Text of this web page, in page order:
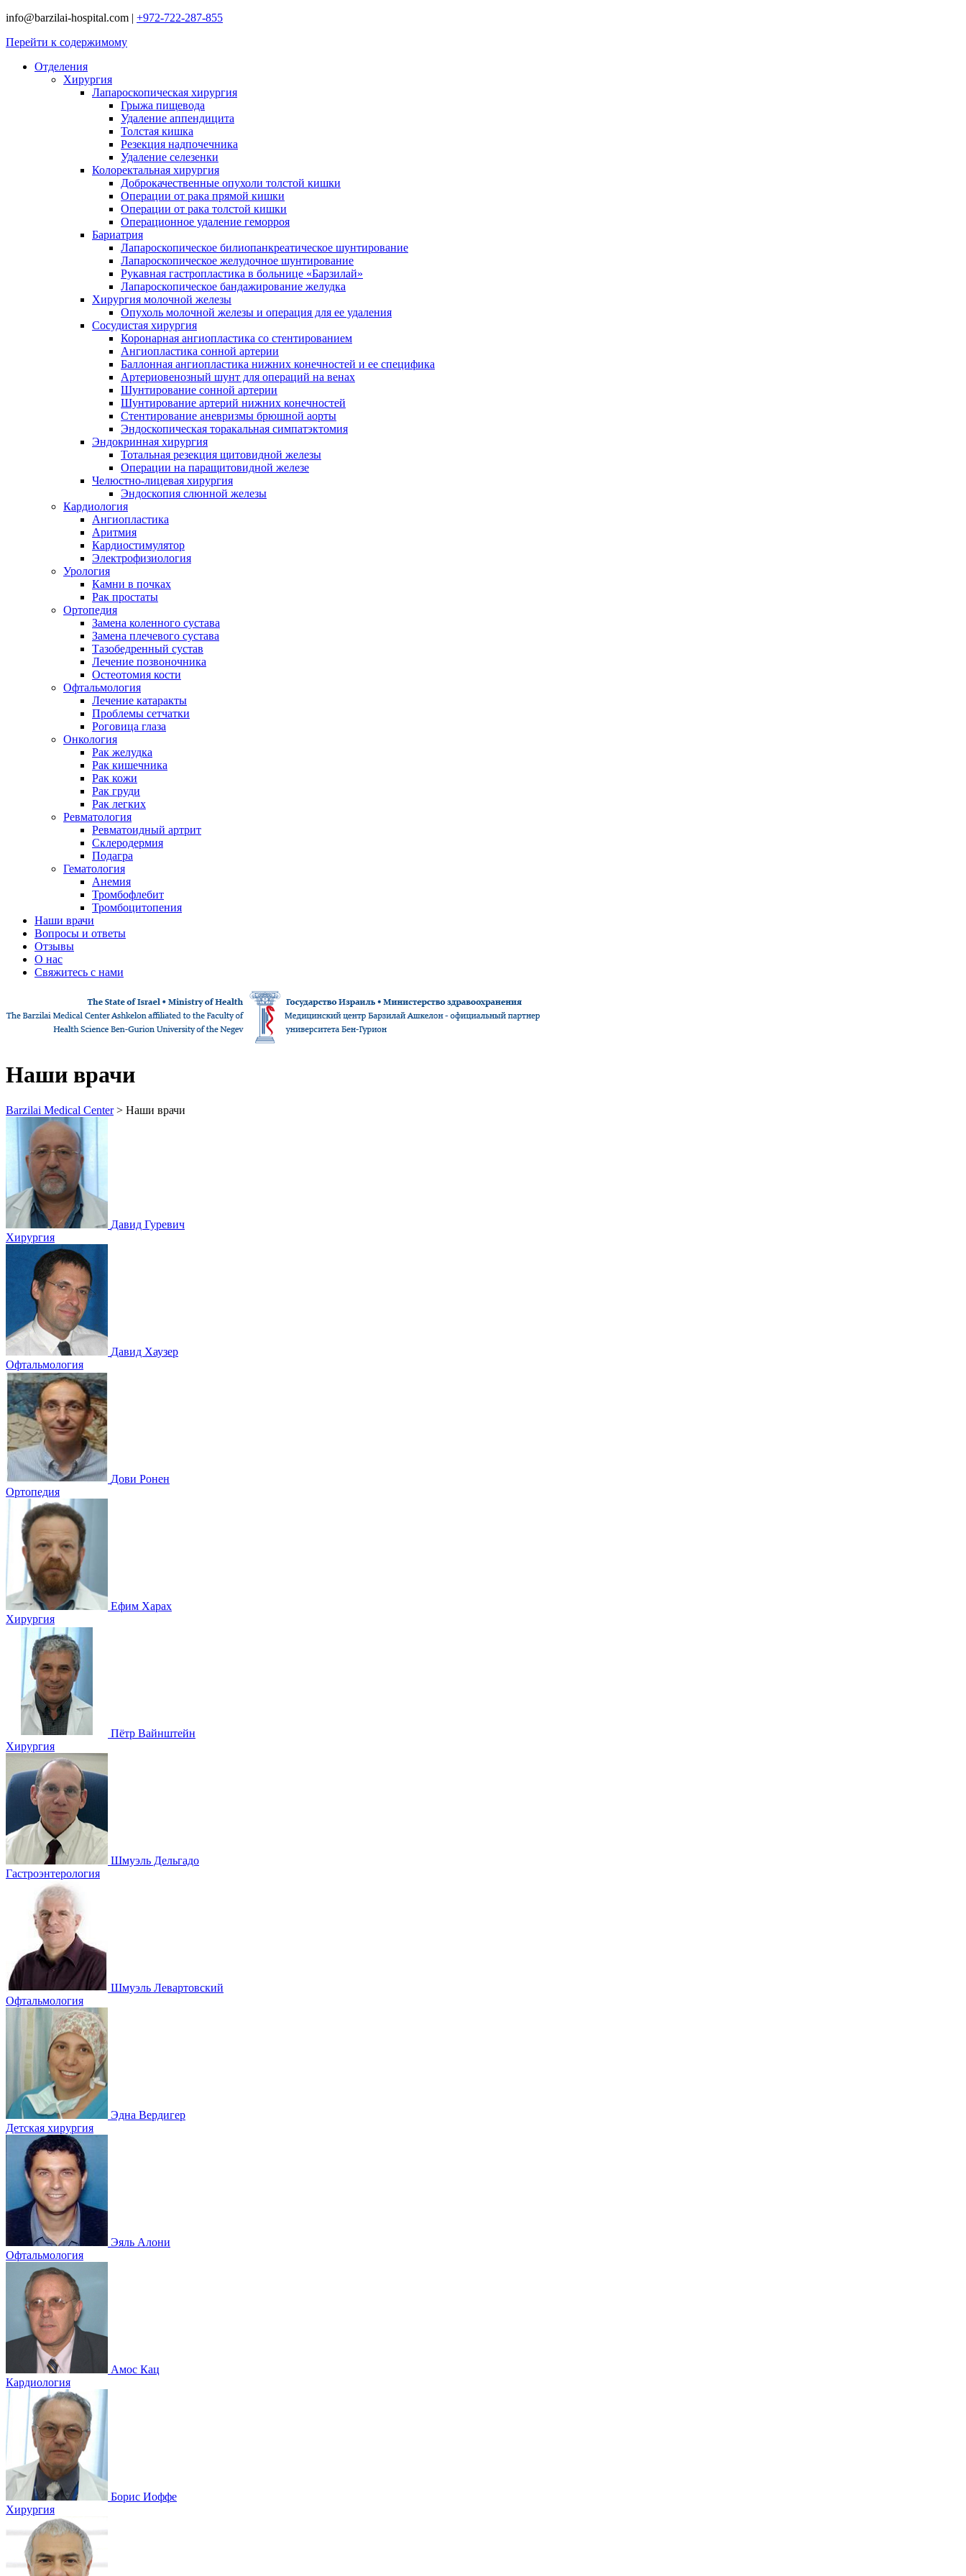
info@barzilai-hospital.com | +972-722-287-855
Перейти к содержимому
Отделения
Хирургия
Лапароскопическая хирургия
Грыжа пищевода
Удаление аппендицита
Толстая кишка
Резекция надпочечника
Удаление селезенки
Колоректальная хирургия
Доброкачественные опухоли толстой кишки
Операции от рака прямой кишки
Операции от рака толстой кишки
Операционное удаление геморроя
Бариатрия
Лапароскопическое билиопанкреатическое шунтирование
Лапароскопическое желудочное шунтирование
Рукавная гастропластика в больнице «Барзилай»
Лапароскопическое бандажирование желудка
Хирургия молочной железы
Опухоль молочной железы и операция для ее удаления
Сосудистая хирургия
Коронарная ангиопластика со стентированием
Ангиопластика сонной артерии
Баллонная ангиопластика нижних конечностей и ее специфика
Артериовенозный шунт для операций на венах
Шунтирование сонной артерии
Шунтирование артерий нижних конечностей
Стентирование аневризмы брюшной аорты
Эндоскопическая торакальная симпатэктомия
Эндокринная хирургия
Тотальная резекция щитовидной железы
Операции на паращитовидной железе
Челюстно-лицевая хирургия
Эндоскопия слюнной железы
Кардиология
Ангиопластика
Аритмия
Кардиостимулятор
Электрофизиология
Урология
Камни в почках
Рак простаты
Ортопедия
Замена коленного сустава
Замена плечевого сустава
Тазобедренный сустав
Лечение позвоночника
Остеотомия кости
Офтальмология
Лечение катаракты
Проблемы сетчатки
Роговица глаза
Онкология
Рак желудка
Рак кишечника
Рак кожи
Рак груди
Рак легких
Ревматология
Ревматоидный артрит
Склеродермия
Подагра
Гематология
Анемия
Тромбофлебит
Тромбоцитопения
Наши врачи
Вопросы и ответы
Отзывы
О нас
Свяжитесь с нами
Наши врачи
Barzilai Medical Center> Наши врачи
Давид Гуревич
Хирургия
Давид Хаузер
Офтальмология
Дови Ронен
Ортопедия
Ефим Харах
Хирургия
Пётр Вайнштейн
Хирургия
Шмуэль Дельгадо
Гастроэнтерология
Шмуэль Левартовский
Офтальмология
Эдна Вердигер
Детская хирургия
Эяль Алони
Офтальмология
Амос Кац
Кардиология
Борис Иоффе
Хирургия